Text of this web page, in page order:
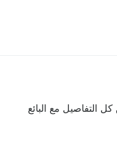
التفاصيل مع البائع